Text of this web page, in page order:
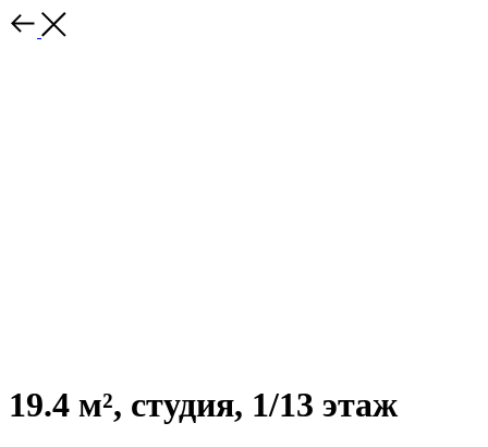
19.4 м², студия, 1/13 этаж